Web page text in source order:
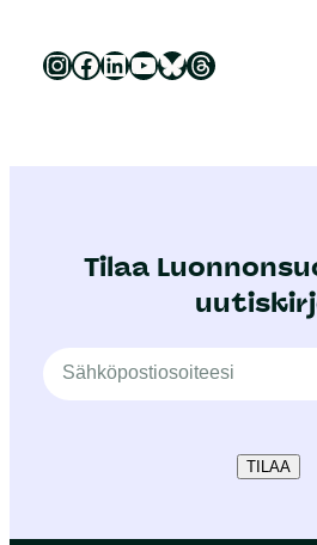
Luonnonsuojeluliitto Instagramissa Luonnonsuojeluliitto Facebookissa Luonnonsuojeluliitto LinkedInissä Luonnonsuojeluliiton YouTube-kanava Luonnonsuojeluliitto Blueskyssa Luonnonsuojeluliitto Threadsissa
Tilaa
TILAA